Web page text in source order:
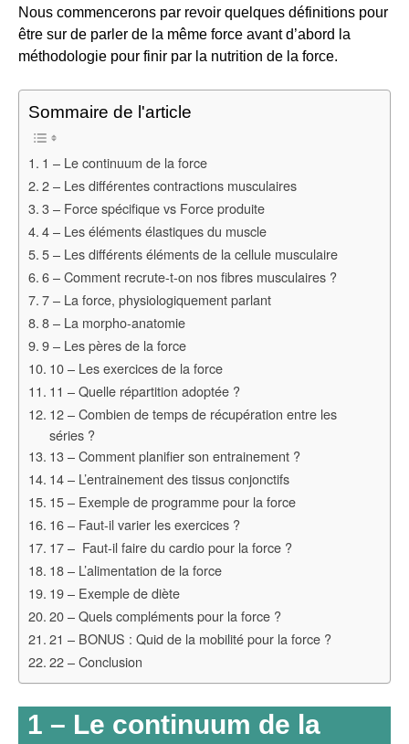
Nous commencerons par revoir quelques définitions pour
être sur de parler de la même force avant d’abord la
méthodologie pour finir par la nutrition de la force.
Sommaire de l'article
1 – Le continuum de la force
2 – Les différentes contractions musculaires
3 – Force spécifique vs Force produite
4 – Les éléments élastiques du muscle
5 – Les différents éléments de la cellule musculaire
6 – Comment recrute-t-on nos fibres musculaires ?
7 – La force, physiologiquement parlant
8 – La morpho-anatomie
9 – Les pères de la force
10 – Les exercices de la force
11 – Quelle répartition adoptée ?
12 – Combien de temps de récupération entre les
séries ?
13 – Comment planifier son entrainement ?
14 – L’entrainement des tissus conjonctifs
15 – Exemple de programme pour la force
16 – Faut-il varier les exercices ?
17 – Faut-il faire du cardio pour la force ?
18 – L’alimentation de la force
19 – Exemple de diète
20 – Quels compléments pour la force ?
21 – BONUS : Quid de la mobilité pour la force ?
22 – Conclusion
1 – Le continuum de la